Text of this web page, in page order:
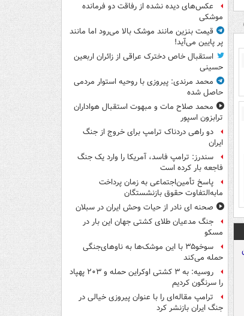
عکس‌های دیده نشده از رفاقت دو فرمانده‌
موشکی
قیمت بنزین مانند موشک بالا می‌رود اما مانند
پر پایین می‌آید!
استقبال خاص دخترک عراقی از زائران اربعین
حسینی
محمد مرندی: پیروزی با روحیه استوار مردمی
حاصل شده
محمد صلاح مات و مبهوت استقبال هواداران
ترابزون اسپور
دو راهی دردناک ترامپ برای خروج از جنگ
ایران
سندرز: ترامپ فاسد، آمریکا را وارد یک جنگ
فاجعه بار کرده است
پاسخ تأمین‌اجتماعی به زمان پرداخت
مابه‌التفاوت حقوق بازنشستگان
صحنه ای نادر از حیات وحش ایران در سبلان
جنگ مدعیان طلای کشتی جهان این بار در
مسکو
سوخو۳۵ با این موشک‌ها به ناوهای‌جنگی
حمله می‌کند
روسیه: به ۳ کشتی اوکراین حمله و ۲۰۳ پهپاد
را سرنگون کردیم
ترامپ مقاله‌ای را با عنوان پیروزی خیالی در
جنگ ایران بازنشر کرد